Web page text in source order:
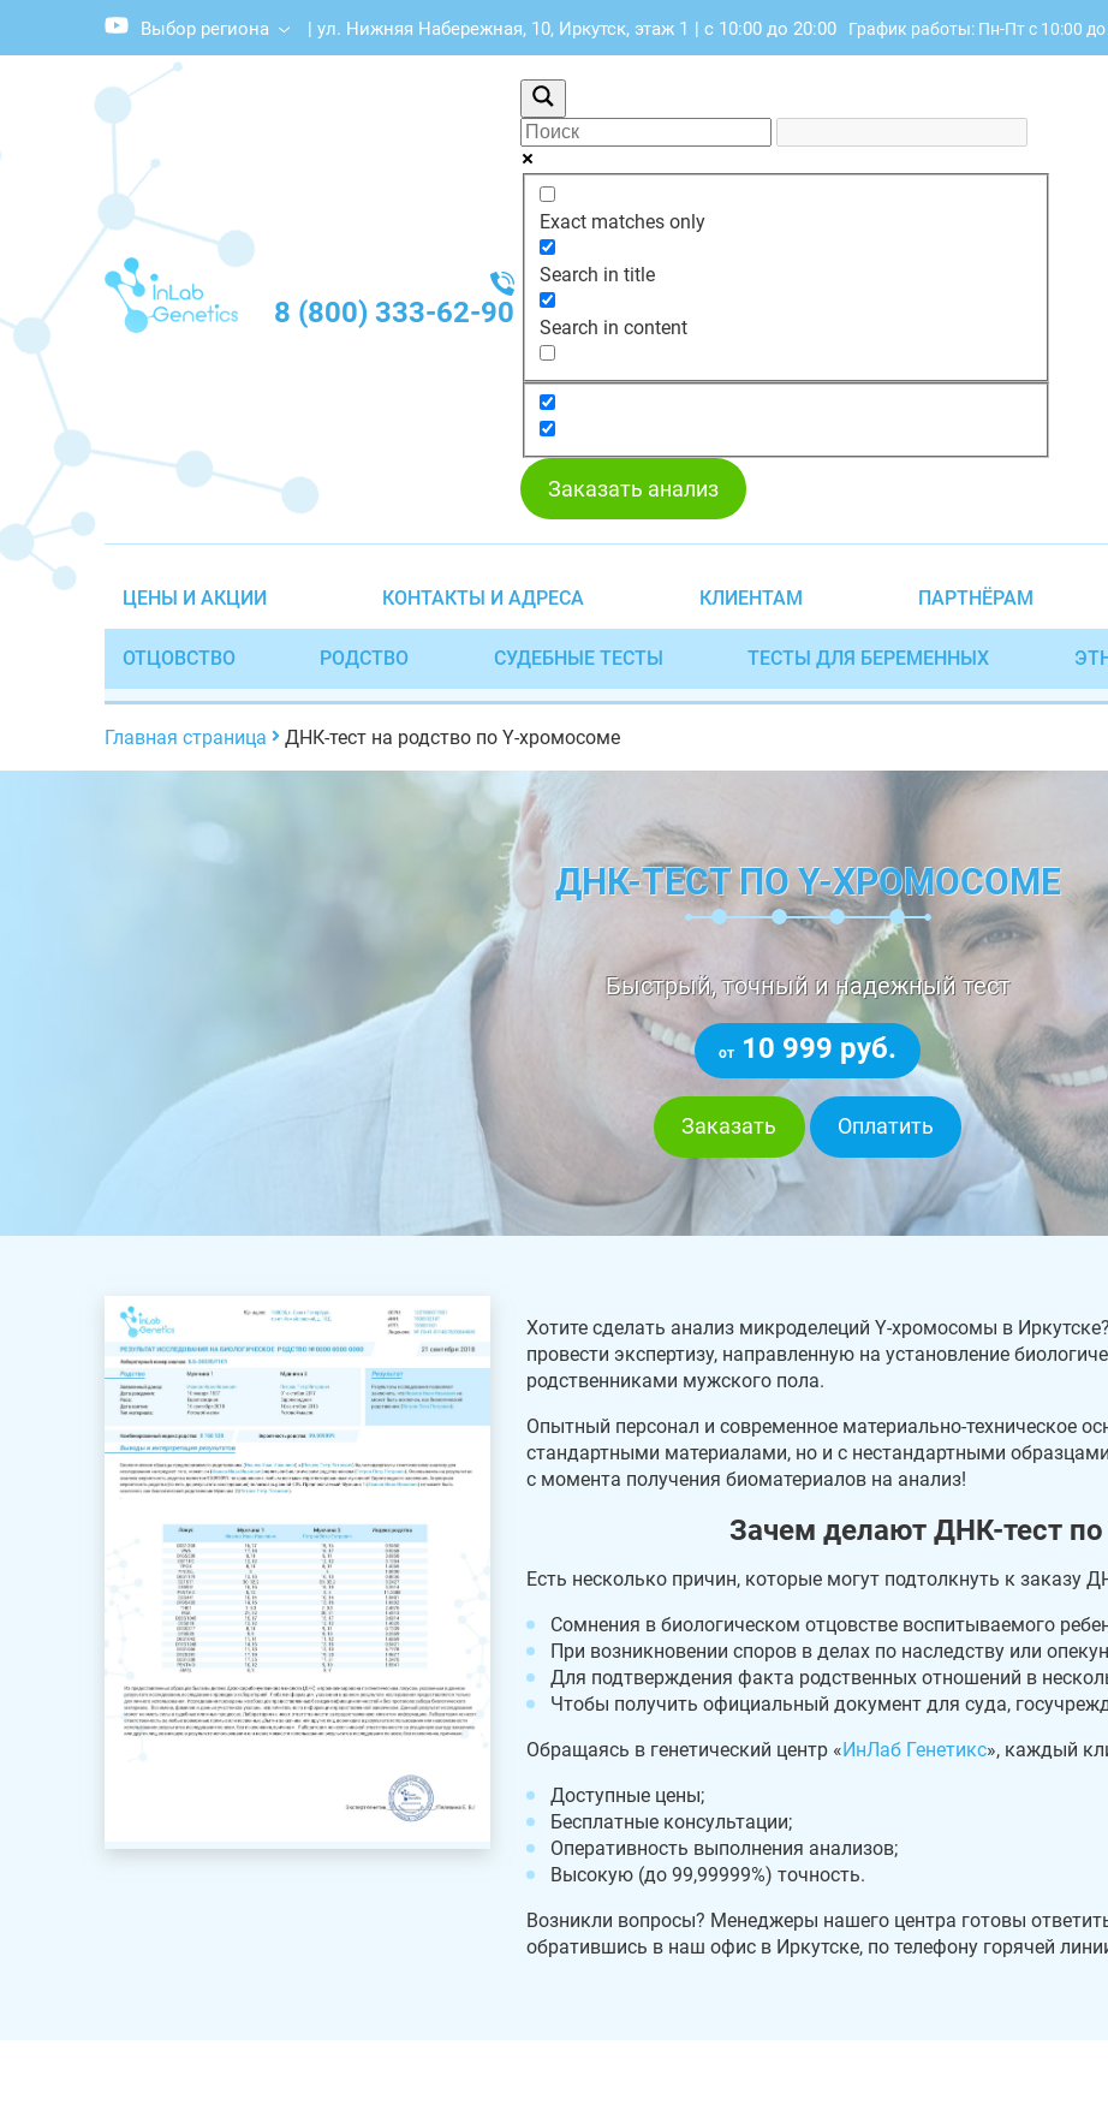
Выбор региона | ул. Нижняя Набережная, 10, Иркутск, этаж 1 | с 10:00 до 20:00 График работы: Пн-Пт с 10:00 до
8 (800) 333-62-90
Exact matches only
Search in title
Search in content
Заказать анализ
ЦЕНЫ И АКЦИИ КОНТАКТЫ И АДРЕСА КЛИЕНТАМ ПАРТНЁРАМ
ОТЦОВСТВО РОДСТВО СУДЕБНЫЕ ТЕСТЫ ТЕСТЫ ДЛЯ БЕРЕМЕННЫХ
Главная страница ДНК-тест на родство по Y-хромосоме
ДНК-ТЕСТ ПО Y-ХРОМОСОМЕ
Быстрый, точный и надежный тест
от 10 999 руб.
Заказать Оплатить
Хотите сделать анализ микроделеций Y-хромосомы в
провести экспертизу, направленную на установление
родственниками мужского пола.
Опытный персонал и современное материально-техническое
стандартными материалами, но и с нестандартными
с момента получения биоматериалов на анализ!
Зачем делают ДНК-тест
Есть несколько причин, которые могут подтолкнуть к заказу
Сомнения в биологическом отцовстве воспитываемого
При возникновении споров в делах по наследству или
Для подтверждения факта родственных отношений в
Чтобы получить официальный документ для суда,
Обращаясь в генетический центр « ИнЛаб Генетикс», каждый
Доступные цены;
Бесплатные консультации;
Оперативность выполнения анализов;
Высокую (до 99,99999%) точность.
Возникли вопросы? Менеджеры нашего центра готовы
обратившись в наш офис в Иркутске, по телефону горячей